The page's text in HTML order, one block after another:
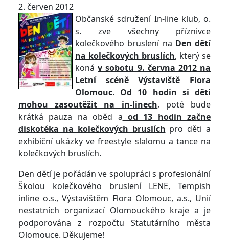
2. červen 2012
Občanské sdružení In-line klub, o.
s. zve všechny příznivce
kolečkového bruslení na Den dětí
na kolečkových bruslích, který se
konáv sobotu 9. června 2012 na
Letní scéně Výstaviště Flora
Olomouc. Od 10 hodin si děti
mohou zasoutěžit na in-linech, poté bude
krátká pauza na oběd a od 13 hodin začne
diskotéka na kolečkových bruslích pro děti a
exhibiční ukázky ve freestyle slalomu a tance na
kolečkových bruslích.
Den dětí je pořádán ve spolupráci s profesionální
Školou kolečkového bruslení LENE, Tempish
inline o.s., Výstavištěm Flora Olomouc, a.s., Unií
nestatních organizací Olomouckého kraje a je
podporována z rozpočtu Statutárního města
Olomouce. Děkujeme!